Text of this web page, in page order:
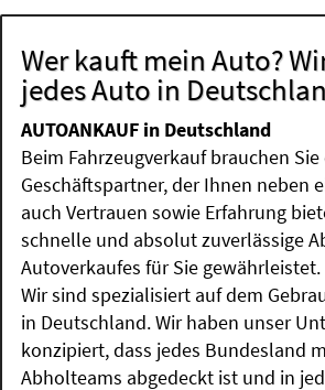
Wer kauft mein Auto?
jedes Auto in
AUTOANKAUF in Deutschland
Beim Fahrzeugverkauf brauchen Sie
Geschäftspartner, der Ihnen neben
auch Vertrauen sowie Erfahrung
schnelle und absolut zuverlässige
Autoverkaufes für Sie gewährleistet.
Wir sind spezialisiert auf dem
in Deutschland. Wir haben unser
konzipiert, dass jedes Bundesland
Abholteams abgedeckt ist und in